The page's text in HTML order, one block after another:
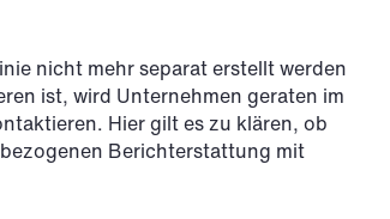
nicht mehr separat erstellt werden
ist, wird Unternehmen geraten im
Hier gilt es zu klären, ob
Berichterstattung mit